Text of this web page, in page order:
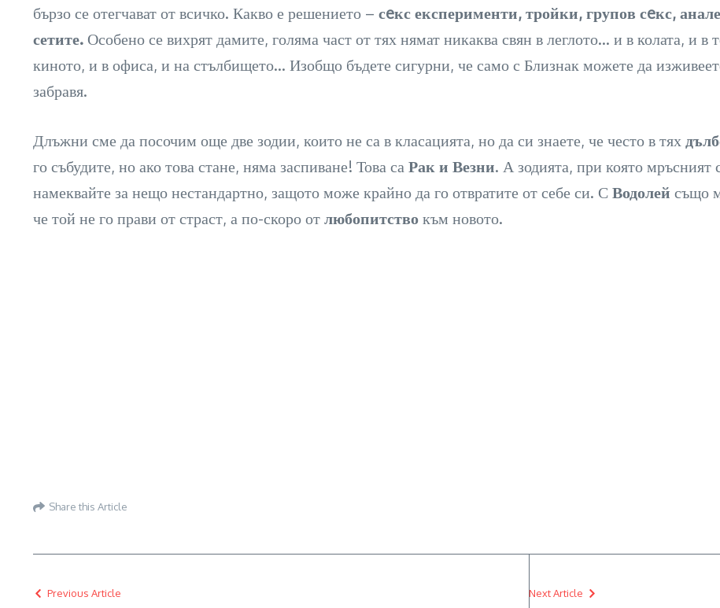
бързо се отегчават от всичко. Какво е решението – сeкс експерименти, тройки, групов сeкс,
сетите. Особено се вихрят дамите, голяма част от тях нямат никаква свян в леглото… и в колата, и в
киното, и в офиса, и на стълбището… Изобщо бъдете сигурни, че само с Близнак можете да
забравя.
Длъжни сме да посочим още две зодии, които не са в класацията, но да си знаете, че често в тях
го събудите, но ако това стане, няма заспиване! Това са Рак и Везни. А зодията, при която мръсният
намеквайте за нещо нестандартно, защото може крайно да го отвратите от себе си. СВодолей също
че той не го прави от страст, а по-скоро отлюбопитствокъм новото.
Share this Article
Previous Article Next Article